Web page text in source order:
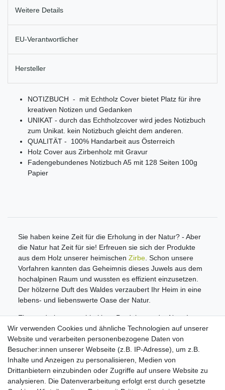
Weitere Details
EU-Verantwortlicher
Hersteller
NOTIZBUCH - mit Echtholz Cover bietet Platz für ihre
kreativen Notizen und Gedanken
UNIKAT - durch das Echtholzcover wird jedes Notizbuch
zum Unikat. kein Notizbuch gleicht dem anderen.
QUALITÄT - 100% Handarbeit aus Österreich
Holz Cover aus Zirbenholz mit Gravur
Fadengebundenes Notizbuch A5 mit 128 Seiten 100g
Papier
Sie haben keine Zeit für die Erholung in der Natur? - Aber
die Natur hat Zeit für sie! Erfreuen sie sich der Produkte
aus dem Holz unserer heimischen Zirbe. Schon unsere
Vorfahren kannten das Geheimnis dieses Juwels aus dem
hochalpinen Raum und wussten es effizient einzusetzen.
Der hölzerne Duft des Waldes verzaubert Ihr Heim in eine
lebens- und liebenswerte Oase der Natur.
Ein wunderbares nachhaltiges Produkt aus der Natur!
Informationen
Zahlungsmöglichkeiten
Versandinformationen
Kontakt
Wiederverkäufer / Händler
Wir verwenden Cookies und ähnliche Technologien auf unserer
Website und verarbeiten personenbezogene Daten von
Besucher:innen unserer Webseite (z.B. IP-Adresse), um z.B.
Inhalte und Anzeigen zu personalisieren, Medien von
Drittanbietern einzubinden oder Zugriffe auf unsere Website zu
analysieren. Die Datenverarbeitung erfolgt erst durch gesetzte